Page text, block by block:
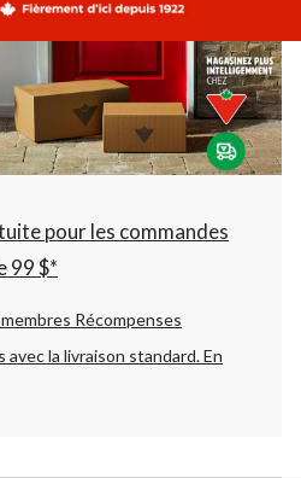
Fermeture
à
22:00
cliquer
pour
changer
pour les commandes
99 $*
Récompenses
avec la livraison standard.En